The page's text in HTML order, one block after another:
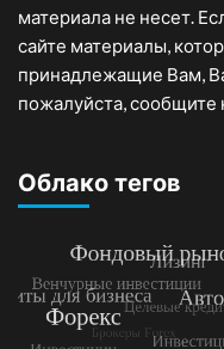
материала не несет.
сайте материалы,
принадлежащие Вам,
пожалуйста, сообщите
Облако тегов